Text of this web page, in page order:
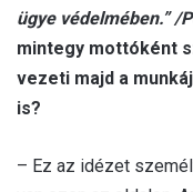
ügye védelmében.” /
mintegy mottóként
vezeti majd a
is?
– Ez az idézet